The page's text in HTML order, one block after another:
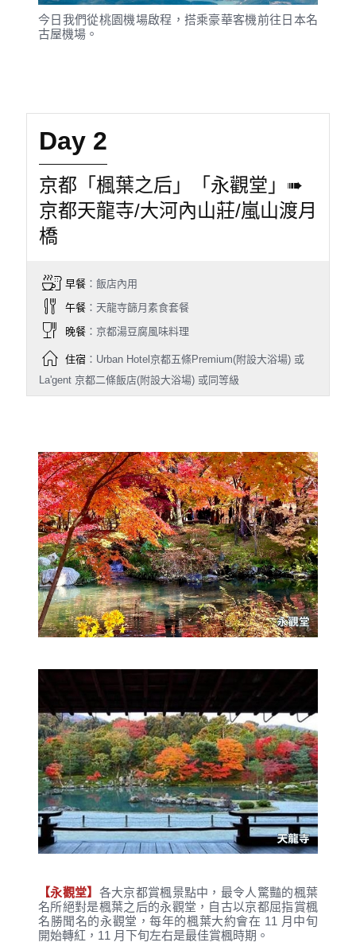
今日我們從桃園機場啟程，搭乘豪華客機前往日本名
古屋機場。
Day 2
京都「楓葉之后」「永觀堂」➠
京都天龍寺/大河內山莊/嵐山渡月
橋
早餐：飯店內用
午餐：天龍寺篩月素食套餐
晚餐：京都湯豆腐風味料理
住宿：Urban Hotel京都五條Premium(附設大浴場) 或
La'gent 京都二條飯店(附設大浴場) 或同等級
【永觀堂】 各大京都賞楓景點中，最令人驚豔的楓葉
名所絕對是楓葉之后的永觀堂，自古以京都屈指賞楓
名勝聞名的永觀堂，每年的楓葉大約會在 11 月中旬
開始轉紅，11 月下旬左右是最佳賞楓時期。